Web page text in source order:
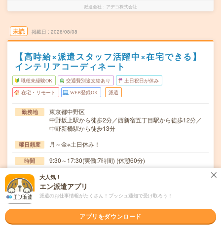
派遣会社 アデコ株式会社
未読 掲載日 2026/08/08
【高時給×派遣スタッフ活躍中×在宅できる】
インテリアコーディネート
職種未経験OK 交通費別途支給あり 土日祝日が休み
在宅・リモート WEB登録OK 派遣
勤務地
東京都中野区
中野坂上駅から徒歩2分／西新宿五丁目駅から徒歩12分／
中野新橋駅から徒歩13分
曜日頻度 月～金※土日休み！
時間 9:30～17:30(実働:7時間) (休憩60分)
期間 2026/9/上旬～長期（3カ月以上） ★9月～OK！
時給 時給2000円
大人気！
エン派遣アプリ
派遣のお仕事情報がたくさん！プッシュ通知で受け取ろう！
アプリをダウンロード